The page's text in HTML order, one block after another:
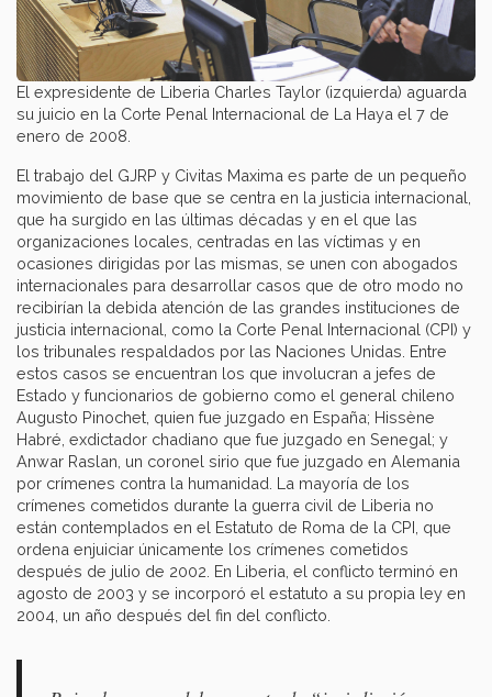
El expresidente de Liberia Charles Taylor (izquierda) aguarda
su juicio en la Corte Penal Internacional de La Haya el 7 de
enero de 2008.
El trabajo del GJRP y Civitas Maxima es parte de un pequeño
movimiento de base que se centra en la justicia internacional,
que ha surgido en las últimas décadas y en el que las
organizaciones locales, centradas en las víctimas y en
ocasiones dirigidas por las mismas, se unen con abogados
internacionales para desarrollar casos que de otro modo no
recibirían la debida atención de las grandes instituciones de
justicia internacional, como la Corte Penal Internacional (CPI) y
los tribunales respaldados por las Naciones Unidas. Entre
estos casos se encuentran los que involucran a jefes de
Estado y funcionarios de gobierno como el general chileno
Augusto Pinochet, quien fue juzgado en España; Hissène
Habré, exdictador chadiano que fue juzgado en Senegal; y
Anwar Raslan, un coronel sirio que fue juzgado en Alemania
por crímenes contra la humanidad. La mayoría de los
crímenes cometidos durante la guerra civil de Liberia no
están contemplados en el Estatuto de Roma de la CPI, que
ordena enjuiciar únicamente los crímenes cometidos
después de julio de 2002. En Liberia, el conflicto terminó en
agosto de 2003 y se incorporó el estatuto a su propia ley en
2004, un año después del fin del conflicto.